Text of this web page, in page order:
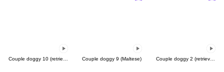
Couple doggy 9 (Maltese) Couple doggy 2 (retriever)